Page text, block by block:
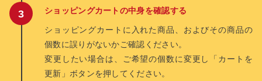
ショッピングカートの中身を確認する
ショッピングカートに入れた商品、およびその商品の
個数に誤りがないかご確認ください。
変更したい場合は、ご希望の個数に変更し「カートを
更新」ボタンを押してください。